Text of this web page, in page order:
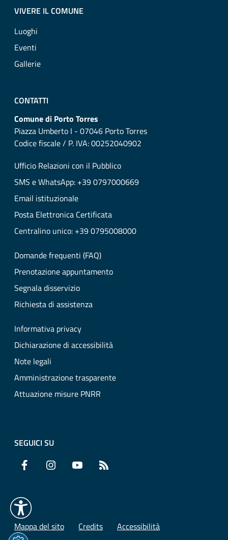
VIVERE IL COMUNE
Luoghi
Eventi
Gallerie
CONTATTI
Comune di Porto Torres
Piazza Umberto I - 07046 Porto Torres
Codice fiscale / P. IVA: 00252040902
Ufficio Relazioni con il Pubblico
SMS e WhatsApp: +39 0797000669
Email istituzionale
Posta Elettronica Certificata
Centralino unico: +39 0795008000
Domande frequenti (FAQ)
Prenotazione appuntamento
Segnala disservizio
Richiesta di assistenza
Informativa privacy
Dichiarazione di accessibilità
Note legali
Amministrazione trasparente
Attuazione misure PNRR
SEGUICI SU
Facebook Instagram YouTube
Mappa del sito Credits Accessibilità